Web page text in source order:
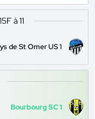
à 11
de St Omer US 1
Bourbourg SC 1